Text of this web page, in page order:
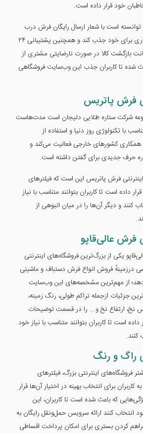
خود قرار داده است.
توانسته است با شعار ارسال رایگان فرش درب
منزل شما، مخاطبین بسیاری برای خود جذب کند و همچنین پشتیبانی ۲۴
بازگشت کالا در صورت نارضایتی مشتری از
شده تا کاربران جذب این وب‌سایت فروشگاهی
فرش پاتریس
شرکت ستاره طلایی دلیجان است مدت‌هاست
با تکنولوژی روز دنیا و استفاده از
همکاری کشورهای خارجی فعالیت می‌کند و
حرف جدیدی برای گفتن داشته است.
فرش پاتریس این است که فیلترهای
داده است تا کاربران بتوانند متناسب با نیاز
کنند و دیگر آن‌ها را در میان انبوهی از
فرش عالی‌قاپو
یکی از بزرگ‌ترین فروشگاه‌های اینترنتی
فروش انواع فرش دستباف و ماشینی
از مهم‌ترین مشخصه‌های این وب‌سایت
جزئیات ازجمله تراکم طولی، رنگ زمینه،
نخ، ارتفاع نخ و... را در قسمت توضیحات
است تا کاربران بتوانند متناسب با نیاز خود
کنند.
راگ و رنگ
فروشگاه‌های اینترنتی بزرگ، فیلترهای
برای انتخاب بهینه در اختیار آن‌ها قرار
که باعث شده است تا کاربران، این
انتخاب کنند ارائه سرویس حمل‌ونقل رایگان به
کردن بستری برای امکان پرداخت اقساطی